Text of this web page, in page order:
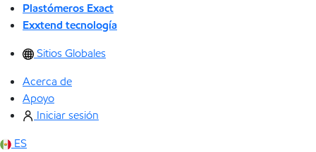
Plastómeros Exact
Exxtend tecnología
Sitios Globales
Acerca de
Apoyo
Iniciar sesión
ES